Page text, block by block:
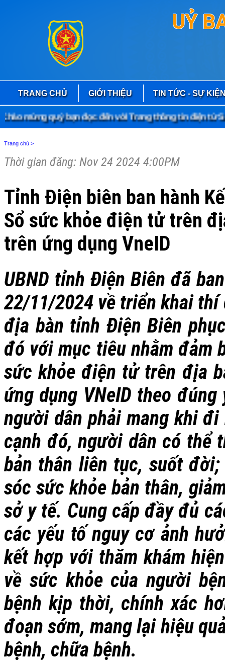
UỶ
TRANG CHỦ GIỚI THIỆU TIN TỨC - SỰ
mừng quý bạn đọc đến với Trang thông tin điện tử Sở
Trang chủ >
Thời gian đăng: Nov 24 2024 4:00PM
Tỉnh Điện biên ban hành
Sổ sức khỏe điện tử trên
trên ứng dụng VneID
UBND tỉnh Điện Biên đã
22/11/2024 về triển khai
địa bàn tỉnh Điện Biên
đó với mục tiêu nhằm đảm
sức khỏe điện tử trên địa
ứng dụng VNeID theo
người dân phải mang khi
cạnh đó, người dân có thể
bản thân liên tục, suốt
sóc sức khỏe bản thân,
sở y tế. Cung cấp đầy đủ
các yếu tố nguy cơ ảnh
kết hợp với thăm khám
về sức khỏe của người
bệnh kịp thời, chính xác
đoạn sớm, mang lại hiệu
bệnh, chữa bệnh.